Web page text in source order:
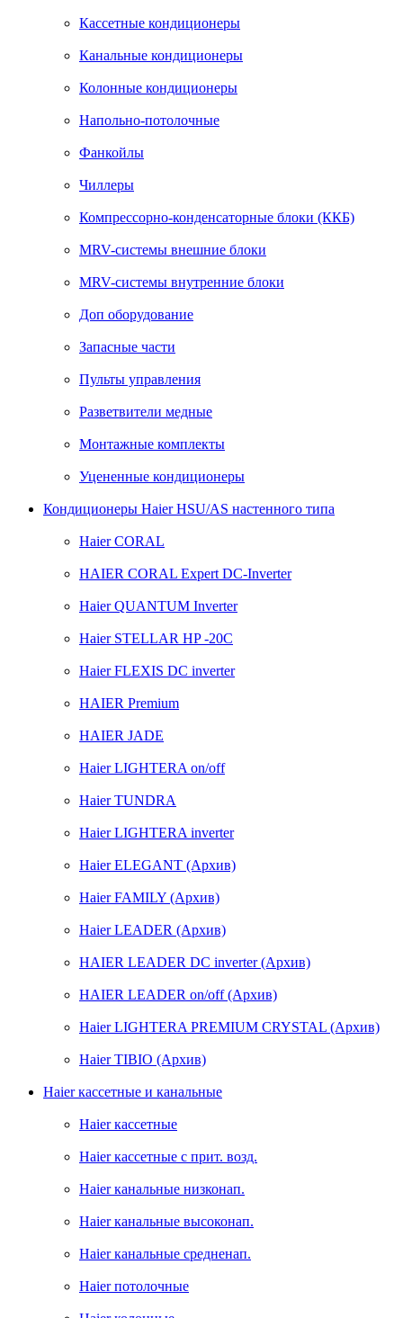
Кассетные кондиционеры
Канальные кондиционеры
Колонные кондиционеры
Напольно-потолочные
Фанкойлы
Чиллеры
Компрессорно-конденсаторные блоки (ККБ)
MRV-системы внешние блоки
MRV-системы внутренние блоки
Доп оборудование
Запасные части
Пульты управления
Разветвители медные
Монтажные комплекты
Уцененные кондиционеры
Кондиционеры Haier HSU/AS настенного типа
Haier CORAL
HAIER CORAL Expert DC-Inverter
Haier QUANTUM Inverter
Haier STELLAR HP -20C
Haier FLEXIS DC inverter
HAIER Premium
HAIER JADE
Haier LIGHTERA on/off
Haier TUNDRA
Haier LIGHTERA inverter
Haier ELEGANT (Архив)
Haier FAMILY (Архив)
Haier LEADER (Архив)
HAIER LEADER DC inverter (Архив)
HAIER LEADER on/off (Архив)
Haier LIGHTERA PREMIUM CRYSTAL (Архив)
Haier TIBIO (Архив)
Haier кассетные и канальные
Haier кассетные
Haier кассетные с прит. возд.
Haier канальные низконап.
Haier канальные высоконап.
Haier канальные средненап.
Haier потолочные